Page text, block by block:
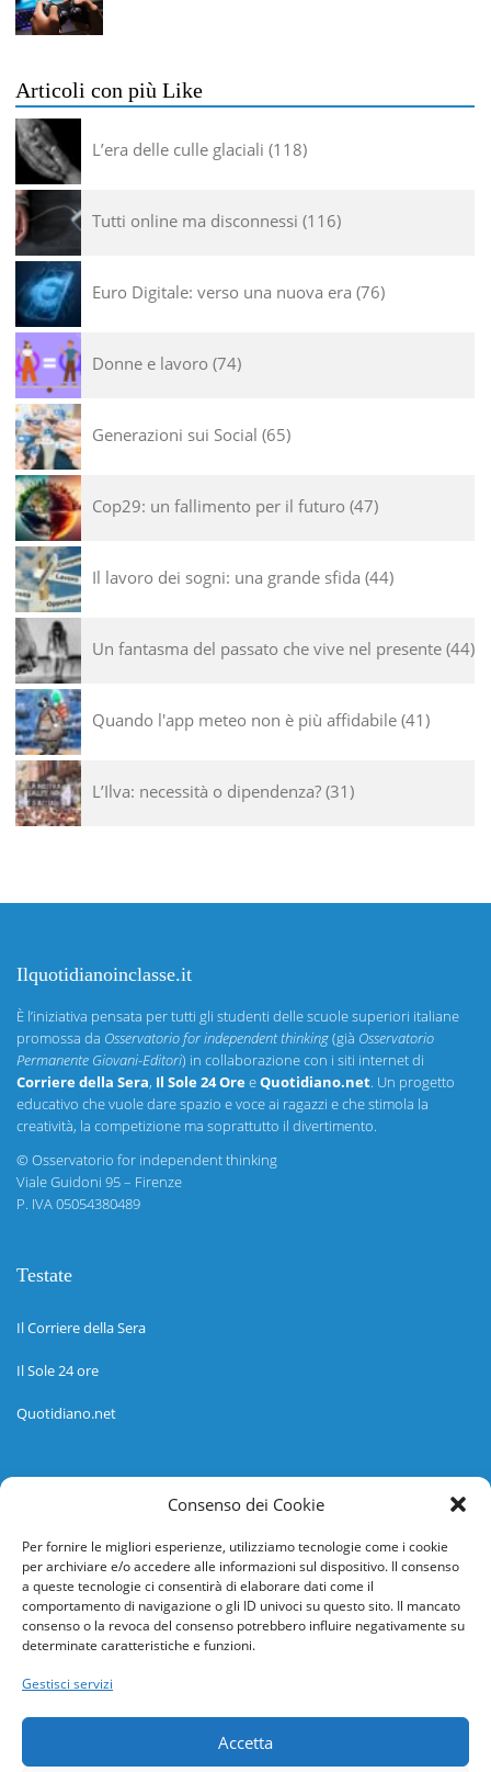
Consenso dei Cookie
Per fornire le migliori esperienze, utilizziamo tecnologie come i cookie
per archiviare e/o accedere alle informazioni sul dispositivo. Il consenso
a queste tecnologie ci consentirà di elaborare dati come il
comportamento di navigazione o gli ID univoci su questo sito. Il mancato
consenso o la revoca del consenso potrebbero influire negativamente su
determinate caratteristiche e funzioni.
Gestisci servizi
Accetta
Articoli con più Like
L’era delle culle glaciali 118
Tutti online ma disconnessi 116
Euro Digitale: verso una nuova era 76
Donne e lavoro 74
Generazioni sui Social 65
Cop29: un fallimento per il futuro 47
Il lavoro dei sogni: una grande sfida 44
Un fantasma del passato che vive nel presente 44
Quando l'app meteo non è più affidabile 41
L’Ilva: necessità o dipendenza? 31
Ilquotidianoinclasse.it
È l’iniziativa pensata per tutti gli studenti delle scuole superiori italiane
promossa da Osservatorio for independent thinking(già Osservatorio
Permanente Giovani-Editori) in collaborazione con i siti internet di
Corriere della Sera, Il Sole 24 OreeQuotidiano.net. Un progetto
educativo che vuole dare spazio e voce ai ragazzi e che stimola la
creatività, la competizione ma soprattutto il divertimento.
©Osservatorio for independent thinking
Viale Guidoni 95 – Firenze
P. IVA 05054380489
Testate
Il Corriere della Sera
Il Sole 24 ore
Quotidiano.net
Informazioni
Help desk
Guida rapida